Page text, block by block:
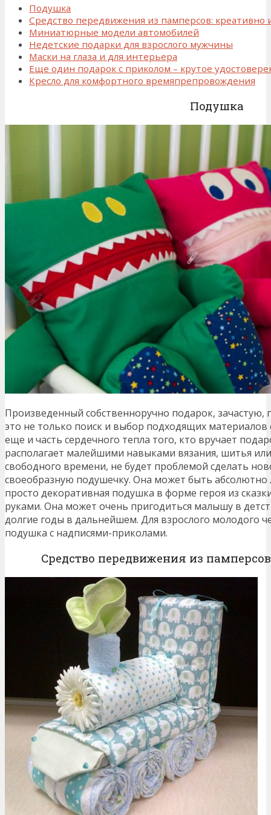
Подушка
Средство передвижения из памперсов: креативно
Миниатюрные модели автомобилей
Недетские подарки для взрослого мужчины
Маски на глаза и для интерьера
Еще один подарок с приколом – крутое
Кресло для комфортного времяпрепровождения
Подушка
Произведенный собственноручно подарок, зачастую,
это не только поиск и выбор подходящих
еще и часть сердечного тепла того, кто вручает
располагает малейшими навыками вязания, шитья
свободного времени, не будет проблемой сделать
своеобразную подушечку. Она может быть абсолютно
просто декоративная подушка в форме героя из
руками. Она может очень пригодиться малышу в
долгие годы в дальнейшем. Для взрослого молодого
подушка с надписями-приколами.
Средство передвижения из